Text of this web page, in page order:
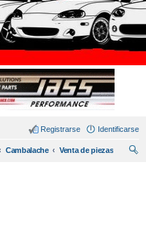
Identificarse
Registrarse
Cambalache
Venta de piezas